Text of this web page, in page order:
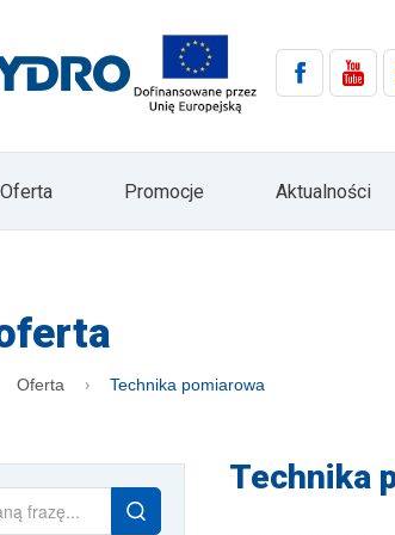
Oferta Promocje Aktualności
Oferta Technika pomiarowa
Technika
Pani/Pana danych osobowych jest firma
w postaci adresu mailowego odbywa się w
Dane nie będą przekazywane innym podmiotom,
wyrażenia sprzeciwu wobec ich przetwarzania
newslettera. W każdym momencie może Pani/
Pan wycofać zgodę poprzez naciśnięcie przycisku